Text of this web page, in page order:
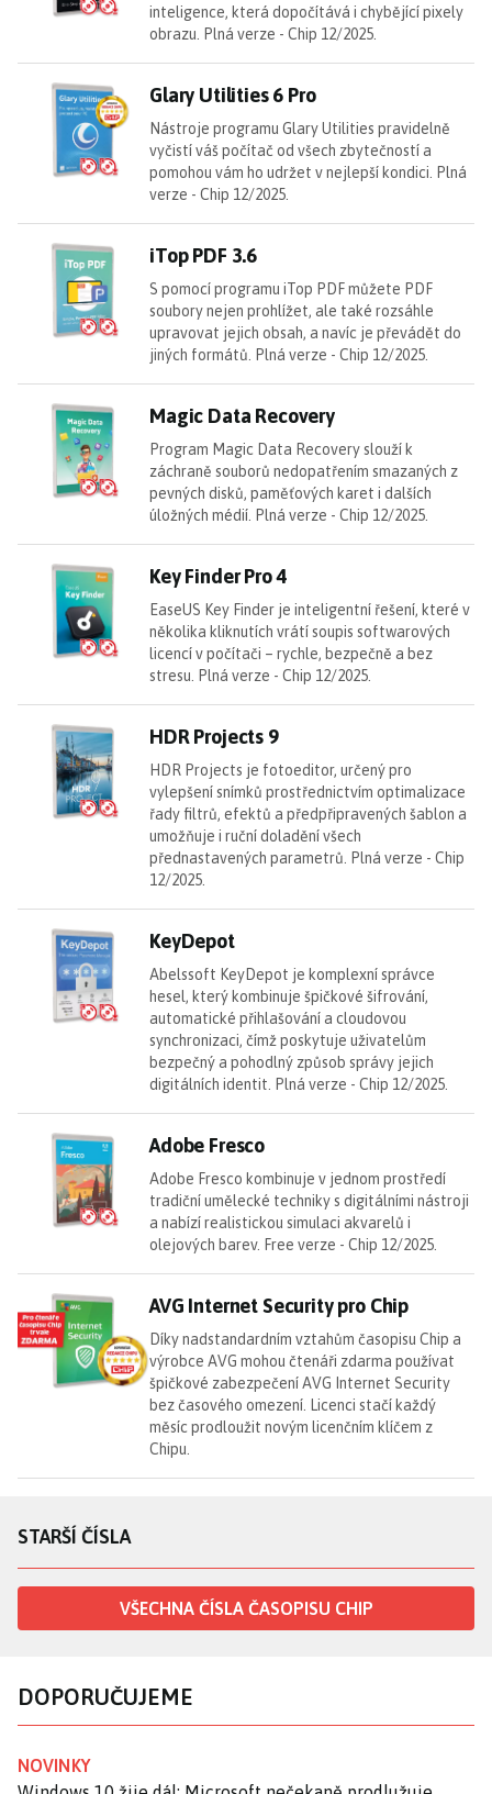
inteligence, která dopočítává i chybějící pixely
obrazu. Plná verze - Chip 12/2025.
Glary Utilities 6 Pro
Nástroje programu Glary Utilities pravidelně
vyčistí váš počítač od všech zbytečností a
pomohou vám ho udržet v nejlepší kondici. Plná
verze - Chip 12/2025.
iTop PDF 3.6
S pomocí programu iTop PDF můžete PDF
soubory nejen prohlížet, ale také rozsáhle
upravovat jejich obsah, a navíc je převádět do
jiných formátů. Plná verze - Chip 12/2025.
Magic Data Recovery
Program Magic Data Recovery slouží k
záchraně souborů nedopatřením smazaných z
pevných disků, paměťových karet i dalších
úložných médií. Plná verze - Chip 12/2025.
Key Finder Pro 4
EaseUS Key Finder je inteligentní řešení, které v
několika kliknutích vrátí soupis softwarových
licencí v počítači – rychle, bezpečně a bez
stresu. Plná verze - Chip 12/2025.
HDR Projects 9
HDR Projects je fotoeditor, určený pro
vylepšení snímků prostřednictvím optimalizace
řady filtrů, efektů a předpřipravených šablon a
umožňuje i ruční doladění všech
přednastavených parametrů. Plná verze - Chip
12/2025.
KeyDepot
Abelssoft KeyDepot je komplexní správce
hesel, který kombinuje špičkové šifrování,
automatické přihlašování a cloudovou
synchronizaci, čímž poskytuje uživatelům
bezpečný a pohodlný způsob správy jejich
digitálních identit. Plná verze - Chip 12/2025.
Adobe Fresco
Adobe Fresco kombinuje v jednom prostředí
tradiční umělecké techniky s digitálními nástroji
a nabízí realistickou simulaci akvarelů i
olejových barev. Free verze - Chip 12/2025.
AVG Internet Security pro Chip
Díky nadstandardním vztahům časopisu Chip a
výrobce AVG mohou čtenáři zdarma používat
špičkové zabezpečení AVG Internet Security
bez časového omezení. Licenci stačí každý
měsíc prodloužit novým licenčním klíčem z
Chipu.
STARŠÍ ČÍSLA
VŠECHNA ČÍSLA ČASOPISU CHIP
DOPORUČUJEME
NOVINKY